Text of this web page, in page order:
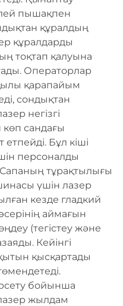
пышақпен
құралдың
құралдарды
тоқтап қалуына
Операторлар
қарапайым
сондықтан
негізгі
сандағы
Бұл кіші
персоналды
тұрақтылығы
үшін лазер
кезде гладкий
аймағын
(тегістеу және
Кейінгі
қысқартады
бойынша
жылдам